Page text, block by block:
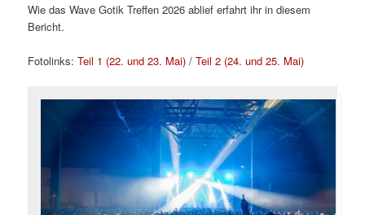
Wie das Wave Gotik Treffen 2026 ablief erfahrt ihr in diesem
Bericht.
Fotolinks:Teil 1 (22. und 23. Mai) /Teil 2 (24. und 25. Mai)